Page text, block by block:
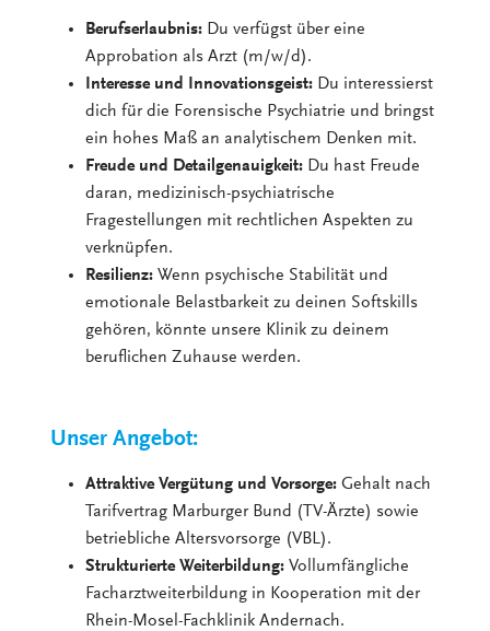
Berufserlaubnis: Du verfügst über eine
Approbation als Arzt (m/w/d).
Interesse und Innovationsgeist: Du interessierst
dich für die Forensische Psychiatrie und bringst
ein hohes Maß an analytischem Denken mit.
Freude und Detailgenauigkeit: Du hast Freude
daran, medizinisch-psychiatrische
Fragestellungen mit rechtlichen Aspekten zu
verknüpfen.
Resilienz: Wenn psychische Stabilität und
emotionale Belastbarkeit zu deinen Softskills
gehören, könnte unsere Klinik zu deinem
beruflichen Zuhause werden.
Unser Angebot:
Attraktive Vergütung und Vorsorge:Gehalt nach
Tarifvertrag Marburger Bund (TV-Ärzte) sowie
betriebliche Altersvorsorge (VBL).
Strukturierte Weiterbildung:Vollumfängliche
Facharztweiterbildung in Kooperation mit der
Rhein-Mosel-Fachklinik Andernach.